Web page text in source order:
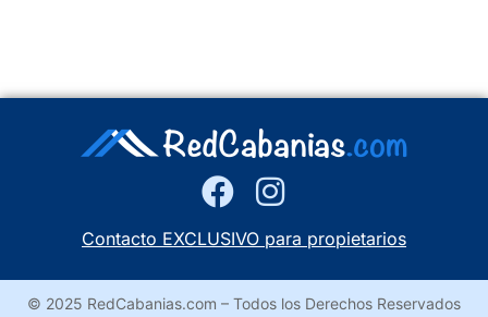
Contacto EXCLUSIVO para propietarios
© 2025 RedCabanias.com – Todos los Derechos Reservados